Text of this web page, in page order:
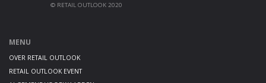
© RETAIL OUTLOOK 2020
MENU
OVER RETAIL OUTLOOK
RETAIL OUTLOOK EVENT